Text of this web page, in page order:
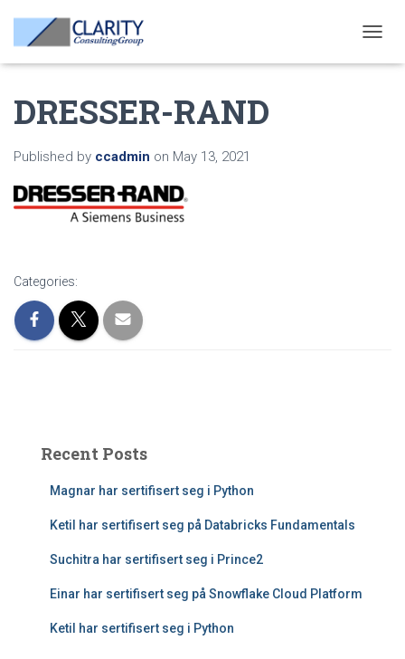
O
DRESSER-RAND
Published by ccadmin on May 13, 2021
Categories:
Recent Posts
Magnar har sertifisert seg i Python
Ketil har sertifisert seg på Databricks Fundamentals
Suchitra har sertifisert seg i Prince2
Einar har sertifisert seg på Snowflake Cloud Platform
Ketil har sertifisert seg i Python